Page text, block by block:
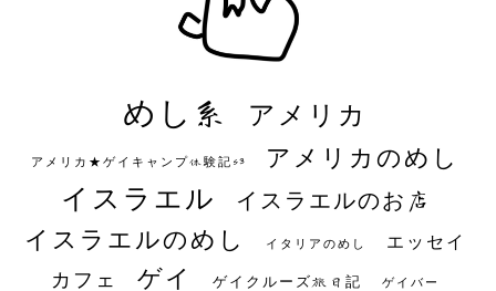
めし系 アメリカ
アメリカ★ゲイキャンプ体験記S3 アメリカのめし
イスラエル イスラエルのお店
イスラエルのめし イタリアのめし エッセイ
カフェ ゲイ ゲイクルーズ旅日記 ゲイバー